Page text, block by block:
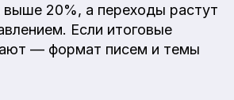
20%, а переходы растут
Если итоговые
— формат писем и темы